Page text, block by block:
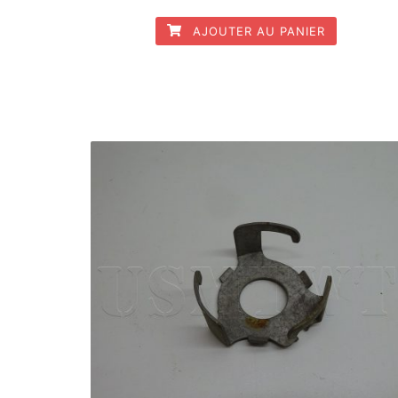
AJOUTER AU PANIER